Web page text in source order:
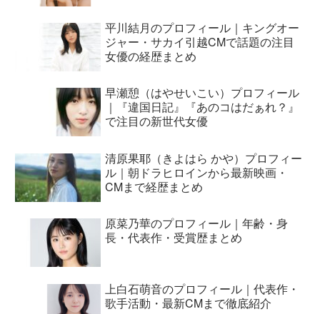
平川結月のプロフィール｜キングオー
ジャー・サカイ引越CMで話題の注目
女優の経歴まとめ
早瀬憩（はやせいこい）プロフィール
｜『違国日記』『あのコはだぁれ？』
で注目の新世代女優
清原果耶（きよはら かや）プロフィー
ル｜朝ドラヒロインから最新映画・
CMまで経歴まとめ
原菜乃華のプロフィール｜年齢・身
長・代表作・受賞歴まとめ
上白石萌音のプロフィール｜代表作・
歌手活動・最新CMまで徹底紹介